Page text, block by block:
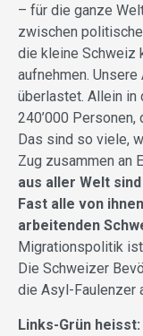
– für die ganze
zwischen
die kleine Schweiz
aufnehmen.
überlastet. Allein in
240’000
Das sind so viele,
Zug zusammen an
aus aller Welt
Fast alle von
arbeitenden
Migrationspolitik ist
Die Schweizer
die Asyl-Faulenzer
Links-Grün